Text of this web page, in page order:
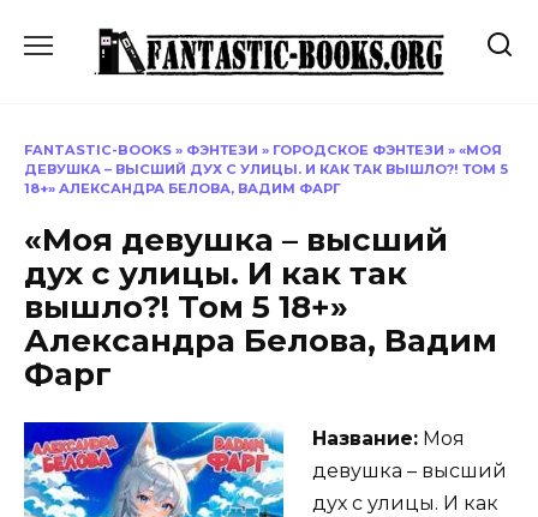
содержанию
FANTASTIC-BOOKS » ФЭНТЕЗИ » ГОРОДСКОЕ ФЭНТЕЗИ » «МОЯ
ДЕВУШКА – ВЫСШИЙ ДУХ С УЛИЦЫ. И КАК ТАК ВЫШЛО?! ТОМ 5
18+» АЛЕКСАНДРА БЕЛОВА, ВАДИМ ФАРГ
«Моя девушка – высший
дух с улицы. И как так
вышло?! Том 5 18+»
Александра Белова, Вадим
Фарг
Название: Моя
девушка – высший
дух с улицы. И как